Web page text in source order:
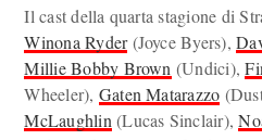
Il cast della quarta stagione di
Winona Ryder(Joyce Byers),
Millie Bobby Brown (Undici),
Wheeler), Gaten Matarazzo
McLaughlin (Lucas Sinclair),